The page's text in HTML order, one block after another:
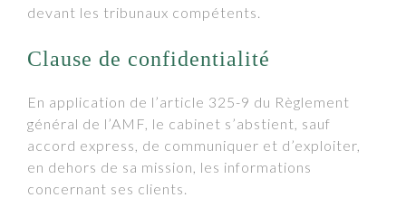
devant les tribunaux compétents.
Clause de confidentialité
En application de l’article 325-9 du Règlement
général de l’AMF, le cabinet s’abstient, sauf
accord express, de communiquer et d’exploiter,
en dehors de sa mission, les informations
concernant ses clients.